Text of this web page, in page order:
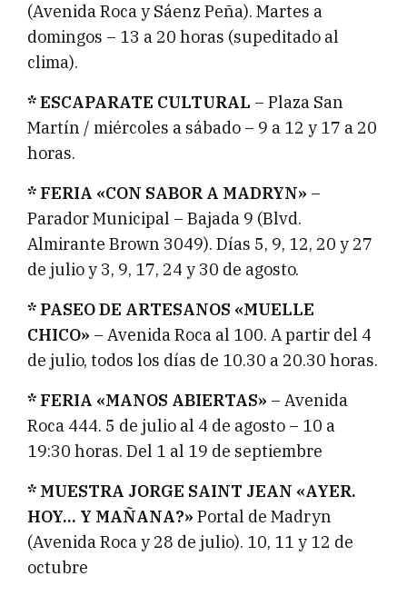
(Avenida Roca y Sáenz Peña). Martes a
domingos – 13 a 20 horas (supeditado al
clima).
* ESCAPARATE CULTURAL – Plaza San
Martín / miércoles a sábado – 9 a 12 y 17 a 20
horas.
* FERIA «CON SABOR A MADRYN» –
Parador Municipal – Bajada 9 (Blvd.
Almirante Brown 3049). Días 5, 9, 12, 20 y 27
de julio y 3, 9, 17, 24 y 30 de agosto.
* PASEO DE ARTESANOS «MUELLE
CHICO» – Avenida Roca al 100. A partir del 4
de julio, todos los días de 10.30 a 20.30 horas.
* FERIA «MANOS ABIERTAS» – Avenida
Roca 444. 5 de julio al 4 de agosto – 10 a
19:30 horas. Del 1 al 19 de septiembre
* MUESTRA JORGE SAINT JEAN «AYER.
HOY… Y MAÑANA?» Portal de Madryn
(Avenida Roca y 28 de julio). 10, 11 y 12 de
octubre